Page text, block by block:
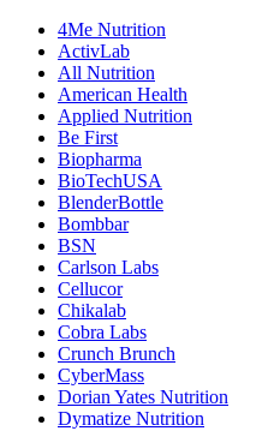
4Me Nutrition
ActivLab
All Nutrition
American Health
Applied Nutrition
Be First
Biopharma
BioTechUSA
BlenderBottle
Bombbar
BSN
Carlson Labs
Cellucor
Chikalab
Cobra Labs
Crunch Brunch
CyberMass
Dorian Yates Nutrition
Dymatize Nutrition